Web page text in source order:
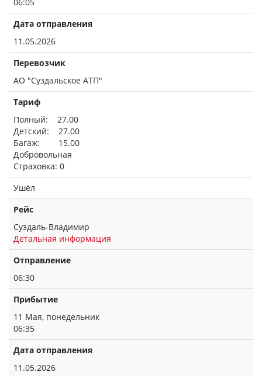
Дата отправления
11.05.2026
Перевозчик
АО "Суздальское АТП"
Тариф
Полный: 27.00
Детский: 27.00
Багаж: 15.00
Добровольная
Страховка: 0
Ушёл
Рейс
Суздаль-Владимир
Детальная информация
Отправление
06:30
Прибытие
11 Мая, понедельник
06:35
Дата отправления
11.05.2026